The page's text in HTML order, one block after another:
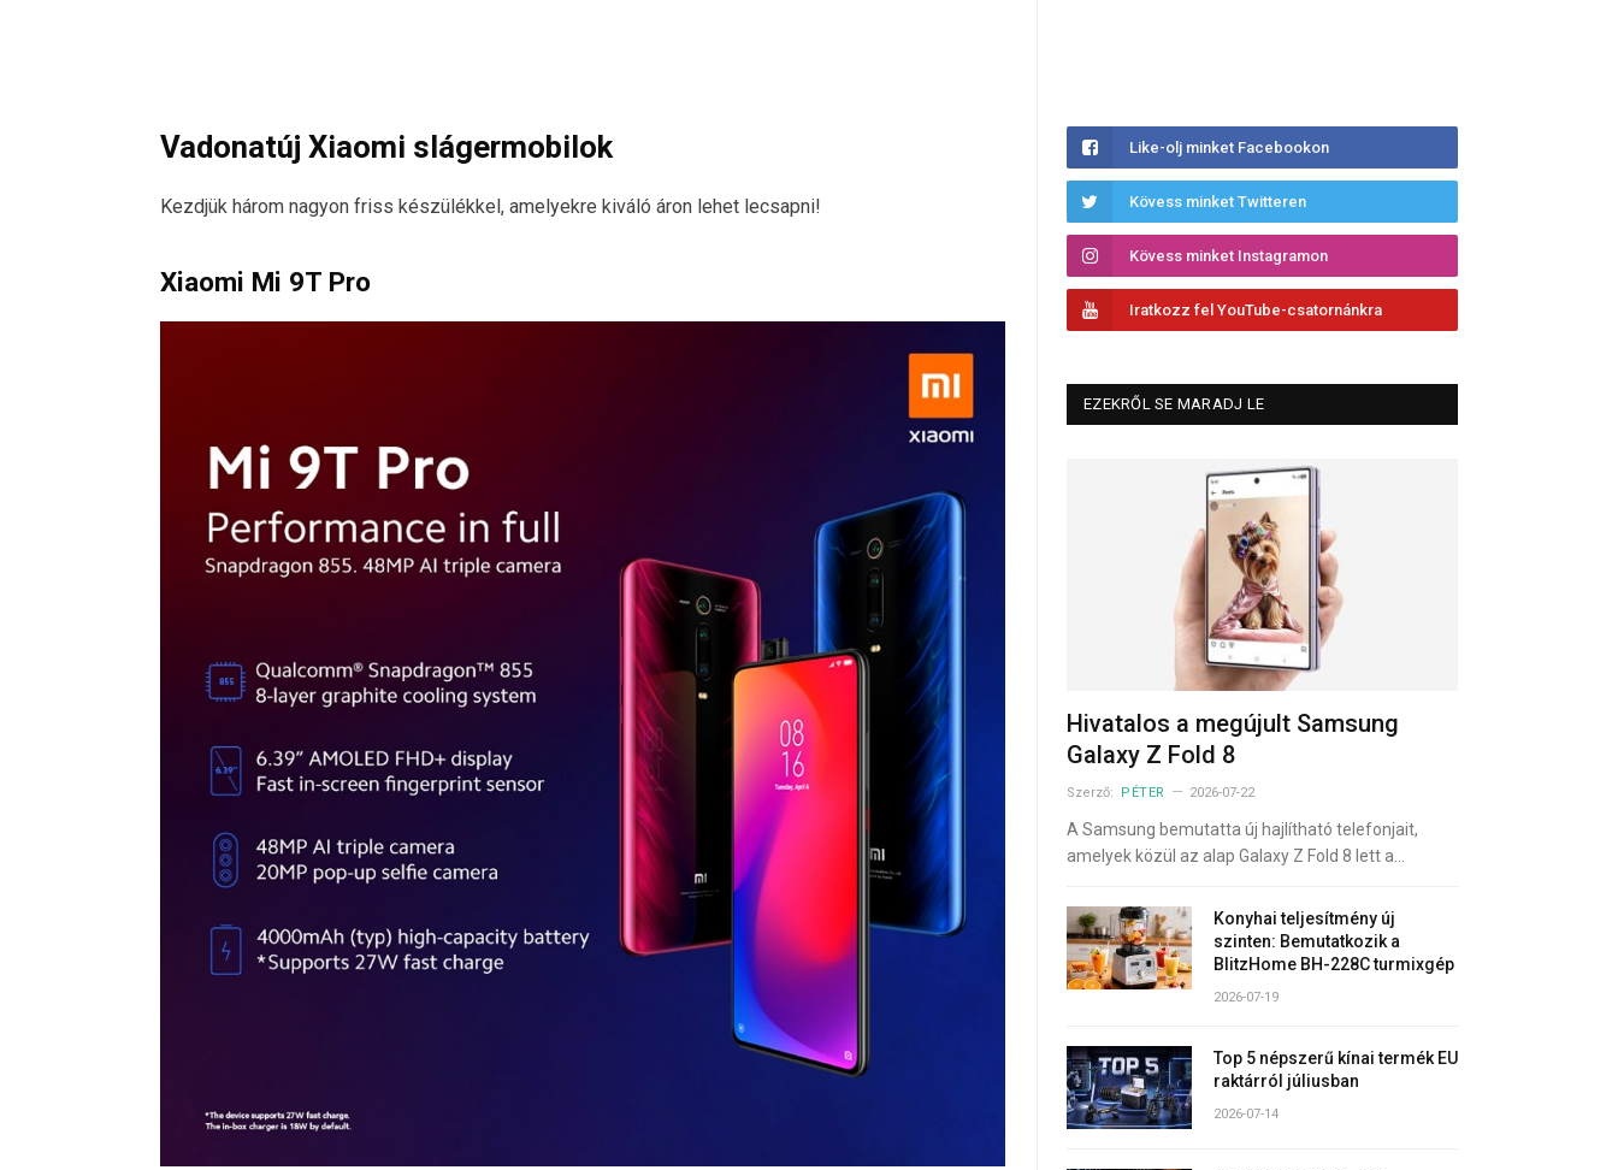
Vadonatúj Xiaomi slágermobilok
Kezdjük három nagyon friss készülékkel, amelyekre kiváló áron lehet lecsapni!
Xiaomi Mi 9T Pro
Like-olj minket Facebookon
Kövess minket Twitteren
Kövess minket Instagramon
Iratkozz fel YouTube-csatornánkra
EZEKRŐL SE MARADJ LE
Hivatalos a megújult Samsung
Galaxy Z Fold 8
Szerző: PÉTER 2026-07-22
A Samsung bemutatta új hajlítható telefonjait,
amelyek közül az alap Galaxy Z Fold 8 lett a…
Konyhai teljesítmény új
szinten: Bemutatkozik a
BlitzHome BH-228C turmixgép
2026-07-19
Top 5 népszerű kínai termék EU
raktárról júliusban
2026-07-14